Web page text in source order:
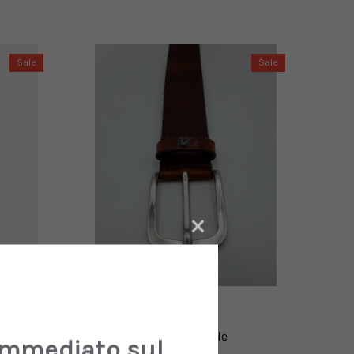
Sale Sale
Dondup - Cintura in pelle
×